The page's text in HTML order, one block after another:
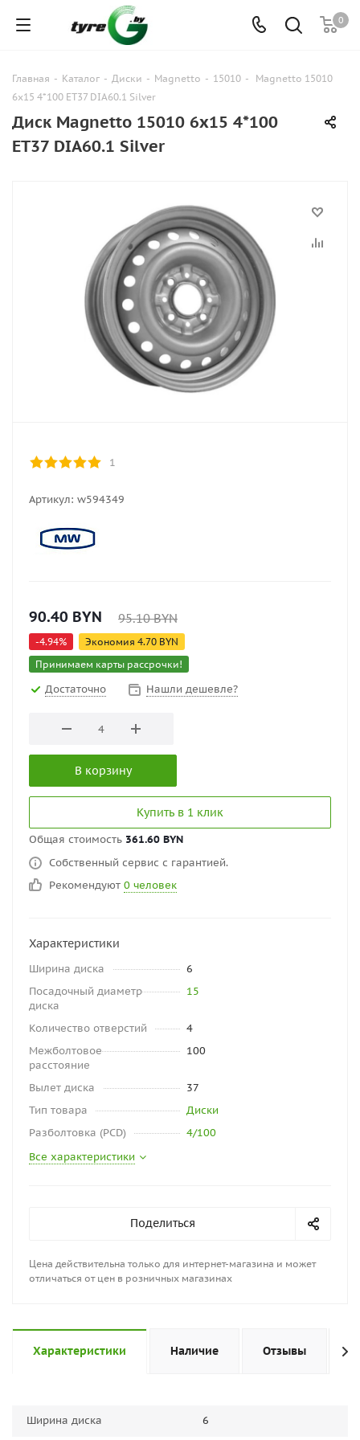
0
Главная - Каталог - Диски - Magnetto - 15010 -
Magnetto 15010
6x15 4*100 ET37 DIA60.1 Silver
Диск Magnetto 15010 6x15 4*100
ET37 DIA60.1 Silver
1
Артикул: w594349
90.40 BYN 95.10BYN
-4.94% Экономия 4.70 BYN
Принимаем карты рассрочки!
Достаточно Нашли дешевле?
В корзину
Купить в 1 клик
Общая стоимость 361.60 BYN
Собственный сервис с гарантией.
Рекомендуют 0 человек
Характеристики
Ширина диска
6
Посадочный диаметр
диска
15
Количество отверстий
4
Межболтовое
расстояние
100
Вылет диска
37
Тип товара
Диски
Разболтовка (PCD)
4/100
Все характеристики
Поделиться
Цена действительна только для интернет-магазина и может
отличаться от цен в розничных магазинах
Характеристики Наличие Отзывы
Ширина диска 6